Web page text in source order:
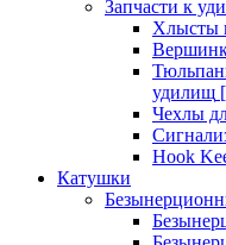
Запчасти к
Хлысты
удилищ
Чехлы
Hook
Катушки